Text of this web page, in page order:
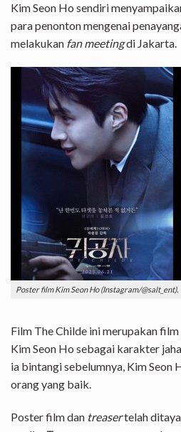
Kim Seon Ho sendiri
para penonton mengenai
melakukan fan meetingdi Jakarta.
Poster film Kim Seon Ho (Instagram/@salt_ent).
Film The Childe ini merupakan
Kim Seon Ho sebagai karakter
ia bintangi sebelumnya, Kim Seon
orang yang baik.
Poster film dan treasertelah